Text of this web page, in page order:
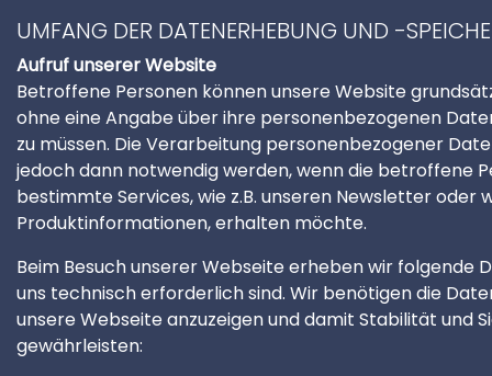
UMFANG DER DATENERHEBUNG UND -
Aufruf unserer Website
Betroffene Personen können unsere Website
ohne eine Angabe über ihre personenbezogenen
zu müssen. Die Verarbeitung personenbezogener
jedoch dann notwendig werden, wenn die betroffene
bestimmte Services, wie z.B. unseren Newsletter oder
Produktinformationen, erhalten möchte.
Beim Besuch unserer Webseite erheben wir folgende
uns technisch erforderlich sind. Wir benötigen die
unsere Webseite anzuzeigen und damit Stabilität und
gewährleisten: